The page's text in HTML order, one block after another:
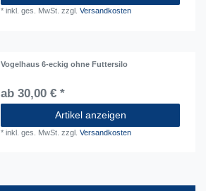
*inkl. ges. MwSt. zzgl.Versandkosten
Vogelhaus 6-eckig ohne Futtersilo
ab 30,00 € *
Artikel anzeigen
*inkl. ges. MwSt. zzgl.Versandkosten